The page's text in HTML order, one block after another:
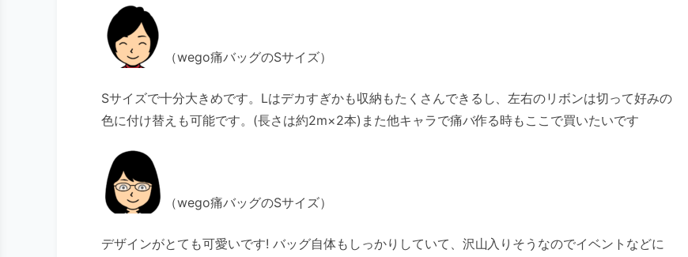
（wego痛バッグのSサイズ）
Sサイズで十分大きめです。Lはデカすぎかも収納もたくさんできるし、左右のリボンは切って好みの
色に付け替えも可能です。(長さは約2m×2本)また他キャラで痛バ作る時もここで買いたいです
（wego痛バッグのSサイズ）
デザインがとても可愛いです! バッグ自体もしっかりしていて、沢山入りそうなのでイベントなどに